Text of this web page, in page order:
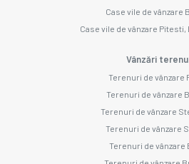
Case vile de vânzare
Case vile de vânzare
Vânzări
Terenuri de vânzare
Terenuri de vânzare
Terenuri de vânzare
Terenuri de vânzare
Terenuri de vânzare